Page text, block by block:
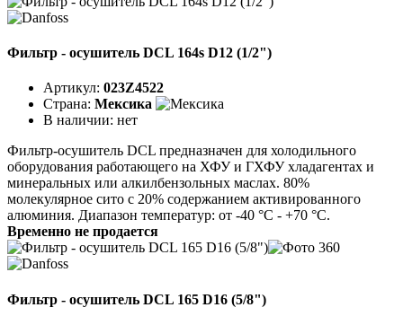
Фильтр - осушитель DCL 164s D12 (1/2")
Артикул: 023Z4522
Страна: Мексика
В наличии: нет
Фильтр-осушитель DCL предназначен для холодильного
оборудования работающего на ХФУ и ГХФУ хладагентах и
минеральных или алкилбензольных маслах. 80%
молекулярное сито с 20% содержанием активированного
алюминия. Диапазон температур: от -40 °C - +70 °C.
Временно не продается
Фильтр - осушитель DCL 165 D16 (5/8")